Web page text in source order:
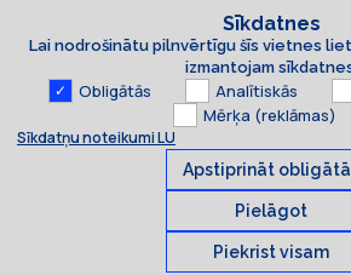
Kontakti un rekvizīti
Piekļūstamības paziņojums
Sīkdatnes
Lai nodrošinātu pilnvērtīgu šīs vietnes
izmantojam
Obligātās Analītiskās
Mērķa (reklāmas)
Sīkdatņu noteikumi LU
Apstiprināt
Pielāgot
Piekrist visam